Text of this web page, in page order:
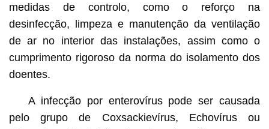
medidas de controlo, como o reforço na
desinfecção, limpeza e manutenção da ventilação
de ar no interior das instalações, assim como o
cumprimento rigoroso da norma do isolamento dos
doentes.
A infecção por enterovírus pode ser causada
pelo grupo de Coxsackievírus, Echovírus ou